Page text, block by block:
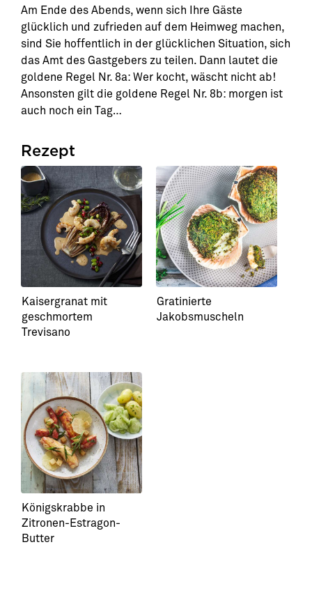
Am Ende des Abends, wenn sich Ihre Gäste
glücklich und zufrieden auf dem Heimweg machen,
sind Sie hoffentlich in der glücklichen Situation, sich
das Amt des Gastgebers zu teilen. Dann lautet die
goldene Regel Nr. 8a: Wer kocht, wäscht nicht ab!
Ansonsten gilt die goldene Regel Nr. 8b: morgen ist
auch noch ein Tag…
Rezept
Kaisergranat mit
geschmortem
Trevisano
Gratinierte
Jakobsmuscheln
Königskrabbe in
Zitronen-Estragon-
Butter